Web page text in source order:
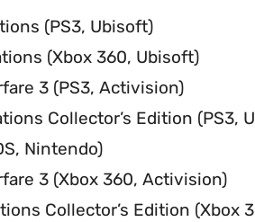
(PS3, Ubisoft)
(Xbox 360, Ubisoft)
3 (PS3, Activision)
Collector’s Edition (PS3,
Nintendo)
3 (Xbox 360, Activision)
Collector’s Edition (Xbox